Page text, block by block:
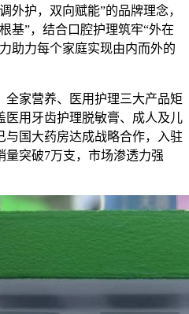
外护，双向赋能”的品牌理念，
基”，结合口腔护理筑牢“外在
助力每个家庭实现由内而外的
全家营养、医用护理三大产品矩
医用牙齿护理脱敏膏、成人及儿
国大药房达成战略合作，入驻
量突破7万支，市场渗透力强